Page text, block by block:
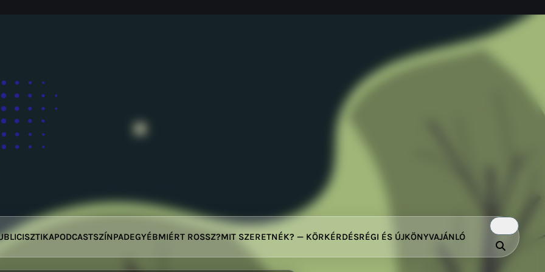
PODCASTSZÍNPADEGYÉBMIÉRT ROSSZ?MIT SZERETNÉK? — KÖRKÉRDÉSRÉGI ÉS ÚJKÖNYVAJÁNLÓ